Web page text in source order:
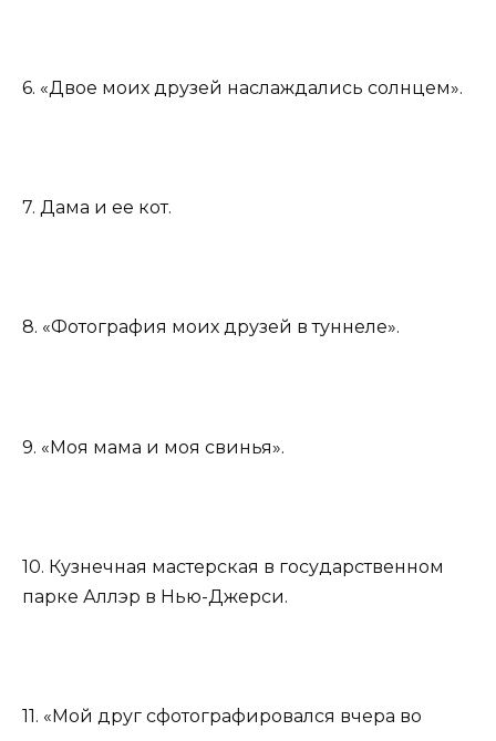
6. «Двое моих друзей наслаждались солнцем».
7. Дама и ее кот.
8. «Фотография моих друзей в туннеле».
9. «Моя мама и моя свинья».
10. Кузнечная мастерская в государственном
парке Аллэр в Нью-Джерси.
11. «Мой друг сфотографировался вчера во